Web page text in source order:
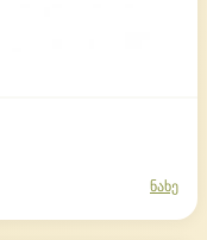
ნახე